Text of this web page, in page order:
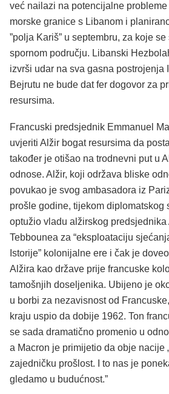
već nailazi na potencijalne
morske granice s Libanom i
”polja Kariš” u septembru, za koje
spornom području. Libanski
izvrši udar na sva gasna postrojenja
Bejrutu ne bude dat fer dogovor za
resursima.
Francuski predsjednik Emmanuel
uvjeriti Alžir bogat resursima da
također je otišao na trodnevni put u
odnose. Alžir, koji održava bliske
povukao je svog ambasadora iz
prošle godine, tijekom diplomatskog
optužio vladu alžirskog
Tebbounea za “eksploataciju
Istorije” kolonijalne ere i čak je
Alžira kao države prije francuske
tamošnjih doseljenika. Ubijeno je
u borbi za nezavisnost od
kraju uspio da dobije 1962. Ton
se sada dramatično promenio u
a Macron je primijetio da obje nacije
zajedničku prošlost. I to nas je
gledamo u budućnost.”